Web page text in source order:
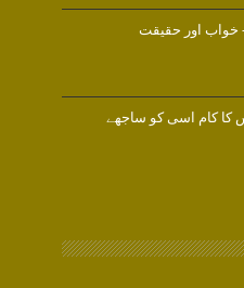
- خواب اور حقیقت
کا کام اسی کو ساجھے